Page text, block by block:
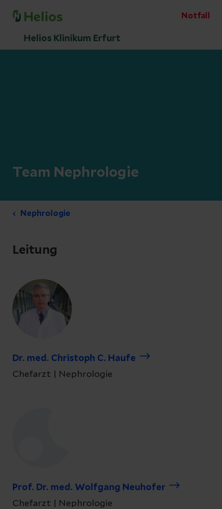
Notfall
Helios Klinikum Erfurt
Team Nephrologie
Nephrologie
Leitung
Dr. med. Christoph C. Haufe
Chefarzt | Nephrologie
Prof. Dr. med. Wolfgang Neuhofer
Chefarzt | Nephrologie